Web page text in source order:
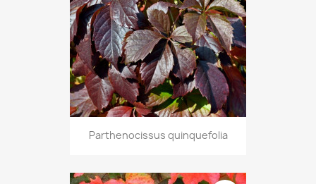
Parthenocissus quinquefolia